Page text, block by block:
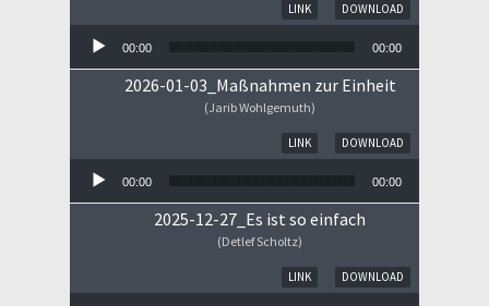
DOWNLOAD
LINK
00:00 00:00
2026-01-03_Maßnahmen zur Einheit
(Jarib Wohlgemuth)
DOWNLOAD
LINK
00:00 00:00
2025-12-27_Es ist so einfach
(Detlef Scholtz)
DOWNLOAD
LINK